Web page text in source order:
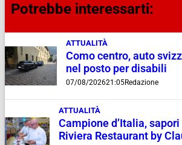
Potrebbe interessarti:
ATTUALITÀ
Como centro, auto
nel posto per disabili
07/08/202621:05Redazione
ATTUALITÀ
Campione d’Italia, sapori
Riviera Restaurant by